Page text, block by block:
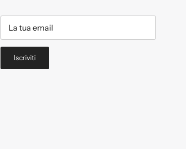
Iscriviti